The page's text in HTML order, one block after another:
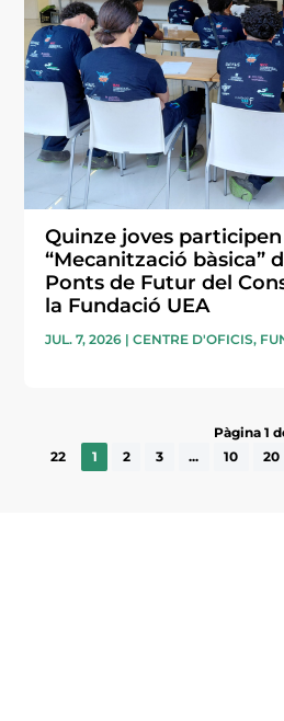
Quinze joves
“Mecanització bàsica”
Ponts de Futur del
la Fundació UEA
JUL. 7, 2026 |CENTRE D'OFICIS,
Pàgina 1
22
1 2 3 ... 10 20